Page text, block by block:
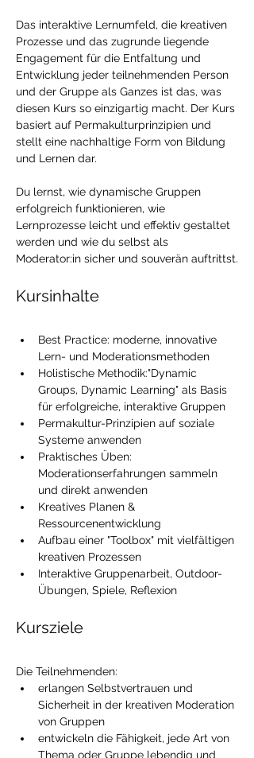
Das interaktive Lernumfeld, die kreativen
Prozesse und das zugrunde liegende
Engagement für die Entfaltung und
Entwicklung jeder teilnehmenden Person
und der Gruppe als Ganzes ist das, was
diesen Kurs so einzigartig macht. Der Kurs
basiert auf Permakulturprinzipien und
stellt eine nachhaltige Form von Bildung
und Lernen dar.
Du lernst, wie dynamische Gruppen
erfolgreich funktionieren, wie
Lernprozesse leicht und effektiv gestaltet
werden und wie du selbst als
Moderator:in sicher und souverän auftrittst.
Kursinhalte
Best Practice: moderne, innovative
Lern- und Moderationsmethoden
Holistische Methodik:"Dynamic
Groups, Dynamic Learning" als Basis
für erfolgreiche, interaktive Gruppen
Permakultur-Prinzipien auf soziale
Systeme anwenden
Praktisches Üben:
Moderationserfahrungen sammeln
und direkt anwenden
Kreatives Planen &
Ressourcenentwicklung
Aufbau einer "Toolbox" mit vielfältigen
kreativen Prozessen
Interaktive Gruppenarbeit, Outdoor-
Übungen, Spiele, Reflexion
Kursziele
Die Teilnehmenden:
erlangen Selbstvertrauen und
Sicherheit in der kreativen Moderation
von Gruppen
entwickeln die Fähigkeit, jede Art von
Thema oder Gruppe lebendig und